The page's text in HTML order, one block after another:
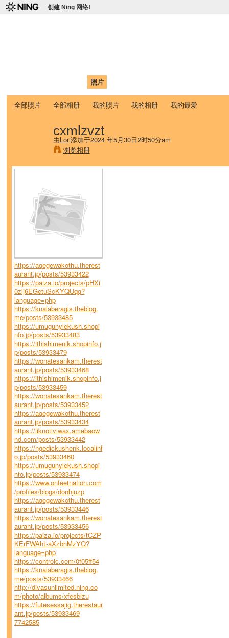
创建 Ning 网络!
照片
全部照片 全部相册 我的照片 我的相册 我的最爱
cxmlzvzt
由Lori添加于2024 年5月30日2时50分am
浏览相册
https://aqegewakothu.therest
aurant.jp/posts/53933422
https://paiza.io/projects/pHXi
0zlj6EGetuScKYQUqg?
language=php
https://knalaberagis.theblog.
me/posts/53933485
https://umugunylekush.shopi
nfo.jp/posts/53933483
https://ithishimenik.shopinfo.j
p/posts/53933479
https://wonatesankam.therest
aurant.jp/posts/53933468
https://ithishimenik.shopinfo.j
p/posts/53933459
https://wonatesankam.therest
aurant.jp/posts/53933452
https://aqegewakothu.therest
aurant.jp/posts/53933434
https://liknotiviwax.amebaow
nd.com/posts/53933442
https://ngedickushenk.localinf
o.jp/posts/53933460
https://umugunylekush.shopi
nfo.jp/posts/53933474
https://www.onfeetnation.com
/profiles/blogs/donhjuzp
https://aqegewakothu.therest
aurant.jp/posts/53933446
https://wonatesankam.therest
aurant.jp/posts/53933456
https://paiza.io/projects/tCZP
KErFWAhL-aXzbhMzYQ?
language=php
https://controlc.com/0f05ff54
https://knalaberagis.theblog.
me/posts/53933466
http://divasunlimited.ning.co
m/photo/albums/xfesblzu
https://futesessajig.therestaur
ant.jp/posts/53933469
7742585